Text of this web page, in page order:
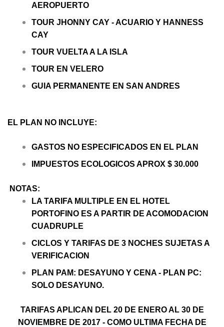
AEROPUERTO
TOUR JHONNY CAY - ACUARIO Y HANNESS
CAY
TOUR VUELTA A LA ISLA
TOUR EN VELERO
GUIA PERMANENTE EN SAN ANDRES
EL PLAN NO INCLUYE:
GASTOS NO ESPECIFICADOS EN EL PLAN
IMPUESTOS ECOLOGICOS APROX $ 30.000
NOTAS:
LA TARIFA MULTIPLE EN EL HOTEL
PORTOFINO ES A PARTIR DE ACOMODACION
CUADRUPLE
CICLOS Y TARIFAS DE 3 NOCHES SUJETAS A
VERIFICACION
PLAN PAM: DESAYUNO Y CENA - PLAN PC:
SOLO DESAYUNO.
TARIFAS APLICAN DEL 20 DE ENERO AL 30 DE
NOVIEMBRE DE 2017 - COMO ULTIMA FECHA DE